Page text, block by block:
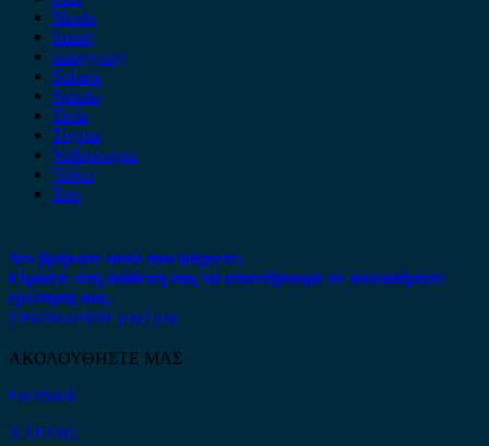
Skoda
Smart
ssangyong
Subaru
Suzuki
Tesla
Toyota
Volkswagen
Volvo
Xev
Δεν βρήκατε αυτό που ψάχνετε;
Είμαστε στη διάθεση σας να απαντήσουμε σε οποιαδήποτε
ερώτηση σας.
Επικοινωνήστε μαζί μας
ΑΚΟΛΟΥΘΗΣΤΕ ΜΑΣ
Facebook
ΧΑΡΤΗΣ